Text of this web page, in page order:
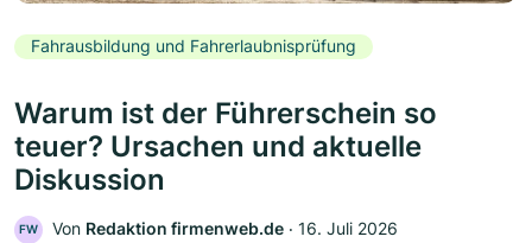
Fahrausbildung und Fahrerlaubnisprüfung
Warum ist der Führerschein so
teuer? Ursachen und aktuelle
Diskussion
FW Von Redaktion firmenweb.de ‧ 16. Juli 2026